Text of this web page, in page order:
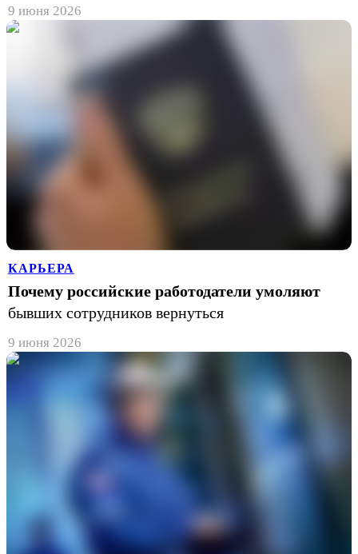
9 июня 2026
КАРЬЕРА
Почему российские работодатели умоляют
бывших сотрудников вернуться
9 июня 2026